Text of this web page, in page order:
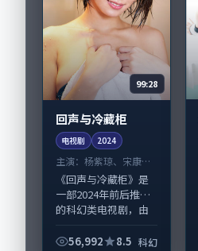
99:28
回声与冷藏柜
电视剧 2024
主演： 杨紫琼、宋康昊
等
《回声与冷藏柜》是
一部2024年前后推出
的科幻类电视剧，由
琼、宋康昊，周迅、
56,992 8.5 科幻